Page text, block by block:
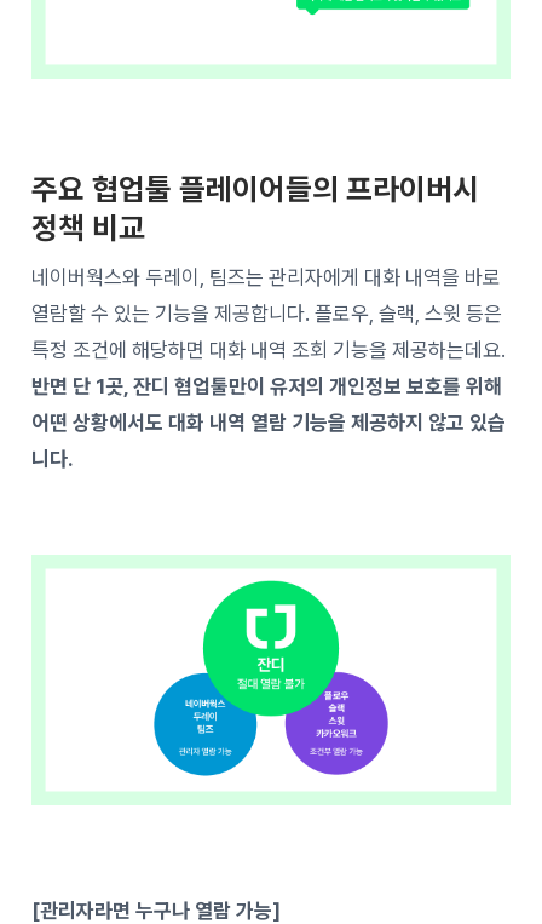
주요 협업툴 플레이어들의 프라이버시
정책 비교
네이버웍스와 두레이, 팀즈는 관리자에게 대화 내역을 바로
열람할 수 있는 기능을 제공합니다. 플로우, 슬랙, 스윗 등은
특정 조건에 해당하면 대화 내역 조회 기능을 제공하는데요.
반면 단 1곳, 잔디 협업툴만이 유저의 개인정보 보호를 위해
어떤 상황에서도 대화 내역 열람 기능을 제공하지 않고 있습
니다.
[관리자라면 누구나 열람 가능]